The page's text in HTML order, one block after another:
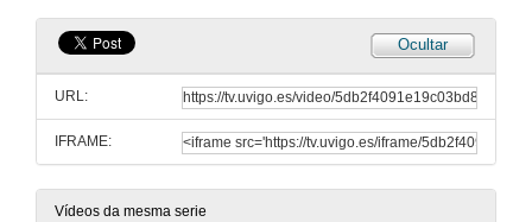
Ocultar
URL:
IFRAME:
Vídeos da mesma serie
Preguntas, discusión e conclusións dá sesión
19 de set. de 2019
Situación actual do mercado dos cosméticos termais a nivel europeo